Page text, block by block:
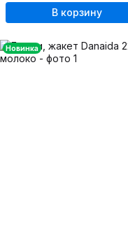
В корзину
Новинка